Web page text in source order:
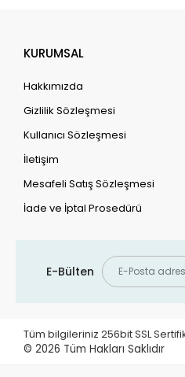
KURUMSAL
Hakkımızda
Gizlilik Sözleşmesi
Kullanıcı Sözleşmesi
İletişim
Mesafeli Satış Sözleşmesi
İade ve İptal Prosedürü
E-Bülten
Tüm bilgileriniz 256bit SSL
© 2026 Tüm Hakları Saklıdır